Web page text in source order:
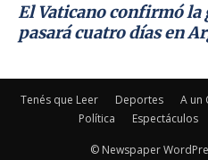
El Vaticano confirmó la
pasará cuatro días en
Tenés que Leer Deportes A un
Política
Espectáculos
© Newspaper